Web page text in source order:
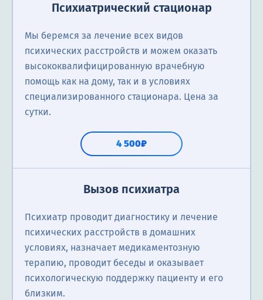
Психиатрический стационар
Мы беремся за лечение всех видов
психических расстройств и можем оказать
высококвалифицированную врачебную
помощь как на дому, так и в условиях
специализированного стационара. Цена за
сутки.
4 500₽
Вызов психиатра
Психиатр проводит диагностику и лечение
психических расстройств в домашних
условиях, назначает медикаментозную
терапию, проводит беседы и оказывает
психологическую поддержку пациенту и его
близким.